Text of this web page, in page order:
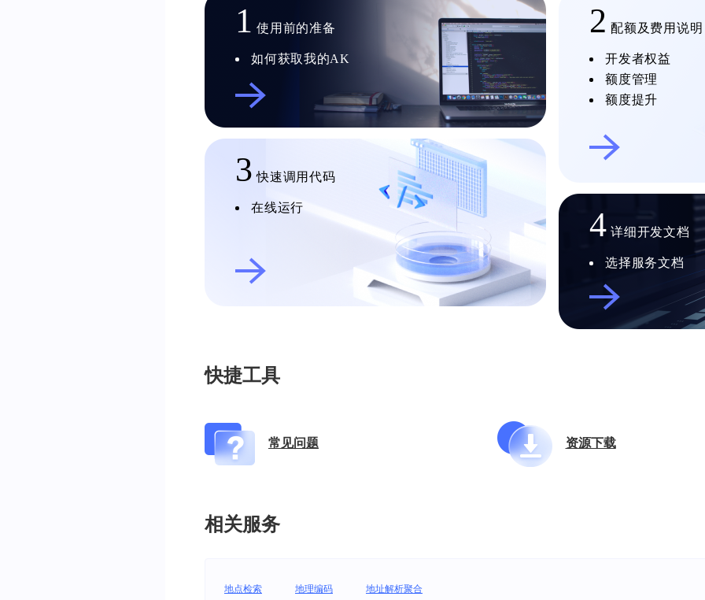
1 使用前的准备
如何获取我的AK
3 快速调用代码
在线运行
2 配额及费用说明
开发者权益
额度管理
额度提升
4 详细开发文档
选择服务文档
快捷工具
常见问题 资源下载
相关服务
地点检索 地理编码 地址解析聚合